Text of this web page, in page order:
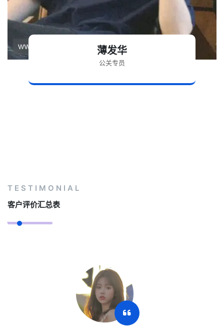
薄发华
公关专员
TESTIMONIAL
客户评价汇总表
这个平台的体育资讯更新超快，赛前分析和赛后
复盘都超专业，看直播前先刷一遍资讯更过瘾📱